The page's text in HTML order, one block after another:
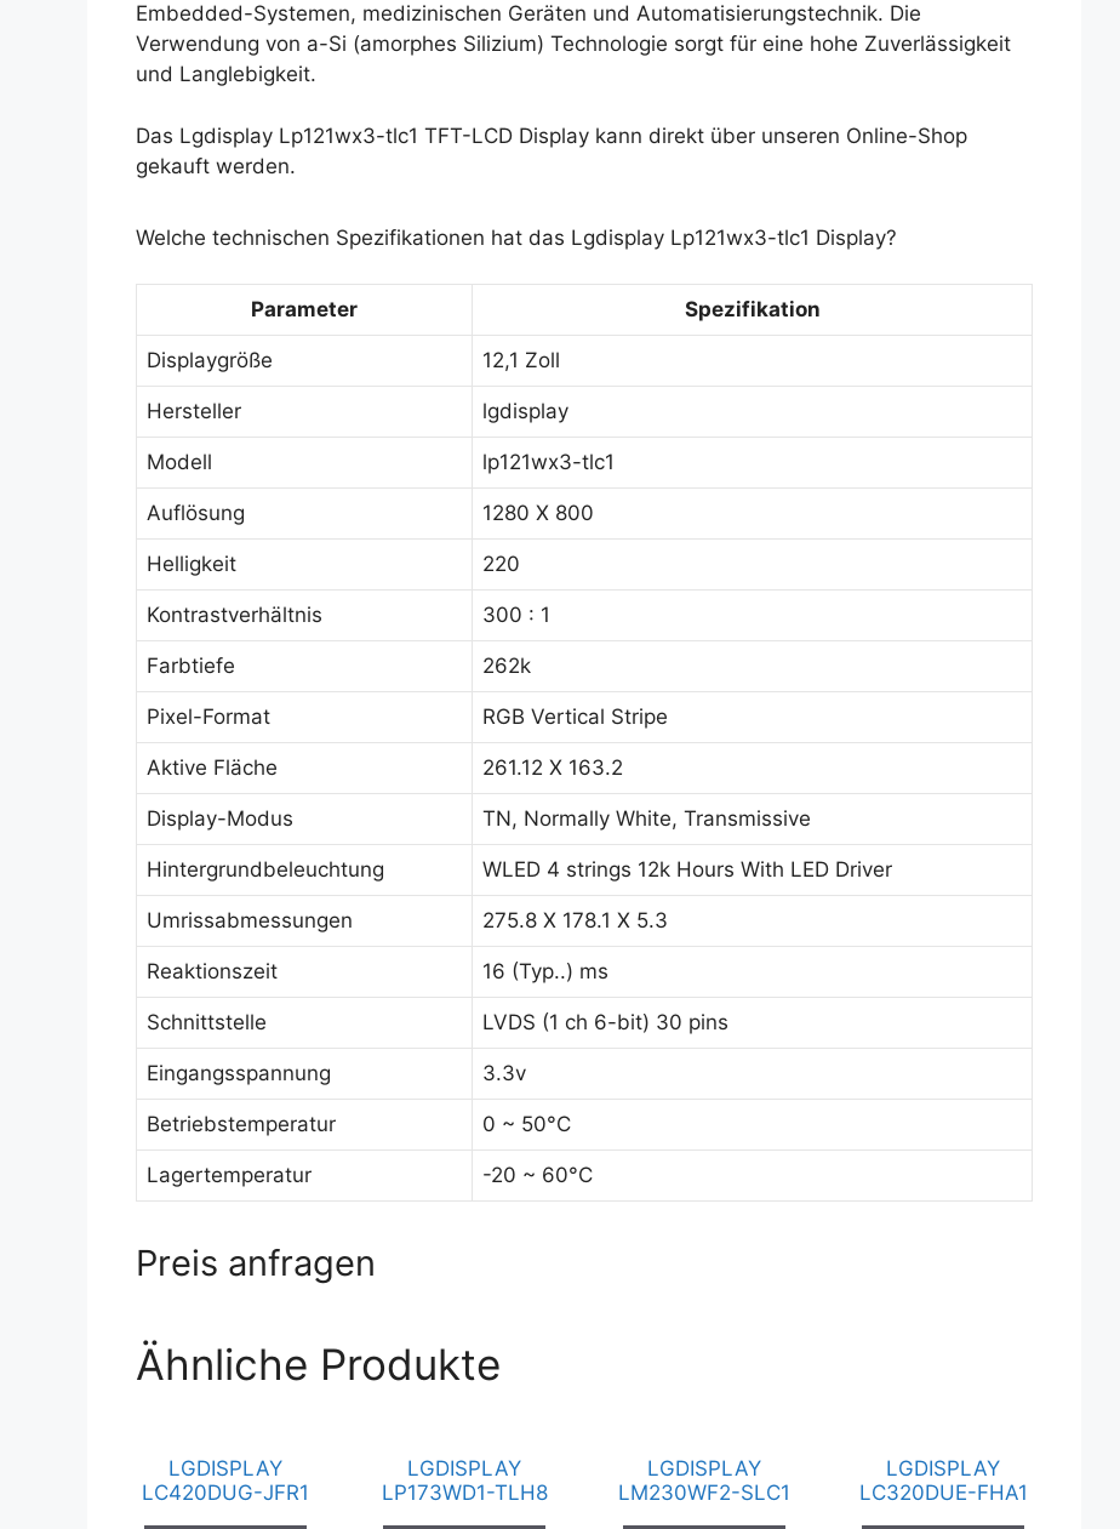
Embedded-Systemen, medizinischen Geräten und Automatisierungstechnik. Die
Verwendung von a-Si (amorphes Silizium) Technologie sorgt für eine hohe Zuverlässigkeit
und Langlebigkeit.
Das Lgdisplay Lp121wx3-tlc1 TFT-LCD Display kann direkt über unseren Online-Shop
gekauft werden.
Welche technischen Spezifikationen hat das Lgdisplay Lp121wx3-tlc1 Display?
Parameter Spezifikation
Displaygröße 12,1 Zoll
Hersteller lgdisplay
Modell lp121wx3-tlc1
Auflösung 1280 X 800
Helligkeit 220
Kontrastverhältnis 300 : 1
Farbtiefe 262k
Pixel-Format RGB Vertical Stripe
Aktive Fläche 261.12 X 163.2
Display-Modus TN, Normally White, Transmissive
Hintergrundbeleuchtung WLED 4 strings 12k Hours With LED Driver
Umrissabmessungen 275.8 X 178.1 X 5.3
Reaktionszeit 16 (Typ..) ms
Schnittstelle LVDS (1 ch 6-bit) 30 pins
Eingangsspannung 3.3v
Betriebstemperatur 0 ~ 50°C
Lagertemperatur -20 ~ 60°C
Preis anfragen
Ähnliche Produkte
LGDISPLAY
LC420DUG-JFR1
LGDISPLAY
LP173WD1-TLH8
LGDISPLAY
LM230WF2-SLC1
LGDISPLAY
LC320DUE-FHA1